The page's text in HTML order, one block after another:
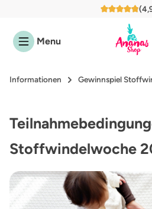
Zum Hauptinhalt springen4,9 von 5
Menu
Informationen Gewinnspiel
Stoffwindelwoche